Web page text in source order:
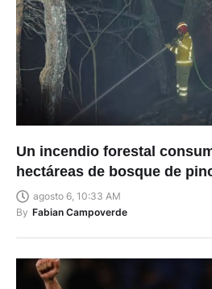
Un incendio forestal
hectáreas de bosque de
agosto 6, 10:33 AM
By Fabian Campoverde